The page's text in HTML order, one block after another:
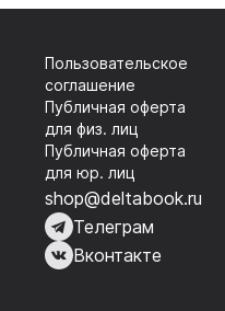
Флэшкарты
Пользовательское
соглашение
Публичная оферта
для физ. лиц
Публичная оферта
для юр. лиц
shop@deltabook.ru
Телеграм
Вконтакте